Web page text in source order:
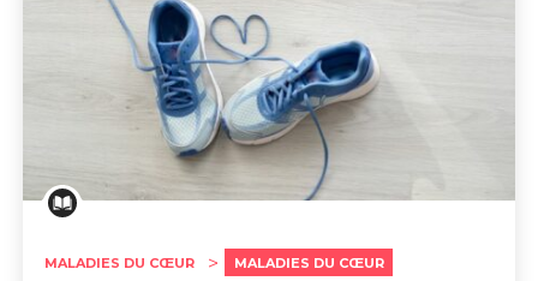
MALADIES DU CŒUR MALADIES DU CŒUR